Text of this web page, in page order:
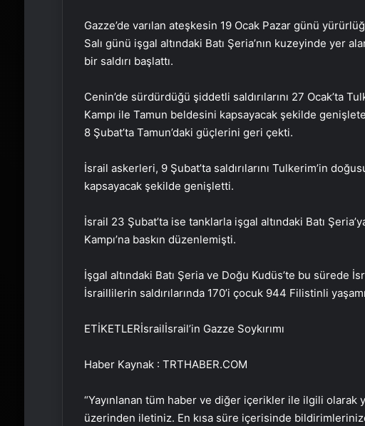
Gazze’de varılan ateşkesin 19 Ocak Pazar günü
Salı günü işgal altındaki Batı Şeria’nın kuzeyinde yer
bir saldırı başlattı.
Cenin’de sürdürdüğü şiddetli saldırılarını 27 Ocak’ta
Kampı ile Tamun beldesini kapsayacak şekilde
8 Şubat’ta Tamun’daki güçlerini geri çekti.
İsrail askerleri, 9 Şubat’ta saldırılarını Tulkerim’in
kapsayacak şekilde genişletti.
İsrail 23 Şubat’ta ise tanklarla işgal altındaki Batı
Kampı’na baskın düzenlemişti.
İşgal altındaki Batı Şeria ve Doğu Kudüs’te bu sürede
İsraillilerin saldırılarında 170’i çocuk 944 Filistinli
ETİKETLERİsrailİsrail’in Gazze Soykırımı
Haber Kaynak : TRTHABER.COM
“Yayınlanan tüm haber ve diğer içerikler ile ilgili
üzerinden iletiniz. En kısa süre içerisinde